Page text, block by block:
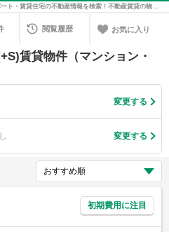
江戸川区（東京都）の賃貸マンション・賃貸アパート・賃貸住宅の不動産情報を検索！不動産賃貸の物件探しは、お部屋探しのエイブル
閲覧履歴 お気に入り
賃貸物件（マンション・
変更する
変更する
初期費用に注目